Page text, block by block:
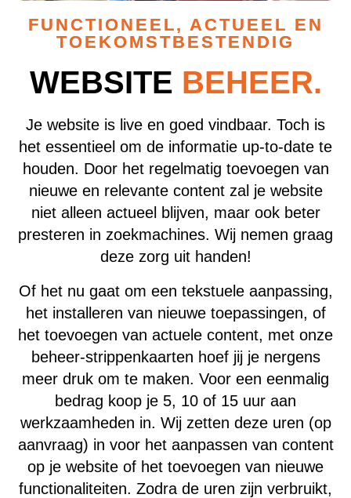
FUNCTIONEEL, ACTUEEL EN
TOEKOMSTBESTENDIG
WEBSITE BEHEER.
Je website is live en goed vindbaar. Toch is
het essentieel om de informatie up-to-date te
houden. Door het regelmatig toevoegen van
nieuwe en relevante content zal je website
niet alleen actueel blijven, maar ook beter
presteren in zoekmachines. Wij nemen graag
deze zorg uit handen!
Of het nu gaat om een tekstuele aanpassing,
het installeren van nieuwe toepassingen, of
het toevoegen van actuele content, met onze
beheer-strippenkaarten hoef jij je nergens
meer druk om te maken. Voor een eenmalig
bedrag koop je 5, 10 of 15 uur aan
werkzaamheden in. Wij zetten deze uren (op
aanvraag) in voor het aanpassen van content
op je website of het toevoegen van nieuwe
functionaliteiten. Zodra de uren zijn verbruikt,